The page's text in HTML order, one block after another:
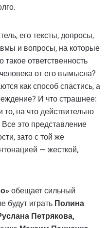
его тексты, допросы,
и вопросы, на которые
ответственность
от его вымысла?
как способ спастись, а
И что страшнее:
на что действительно
это представление
зато с той же
— жесткой,
обещает сильный
будут играть Полина
Петрякова,